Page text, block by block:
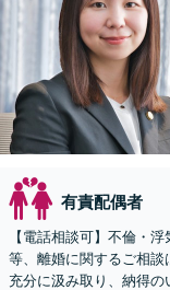
有責配偶者
【電話相談可】不倫・
等、離婚に関するご相
充分に汲み取り、納得の